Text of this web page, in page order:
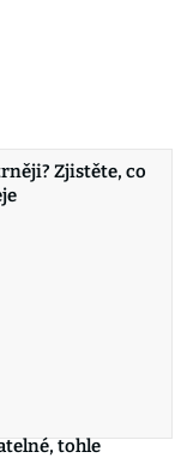
Zjistěte, co
tohle